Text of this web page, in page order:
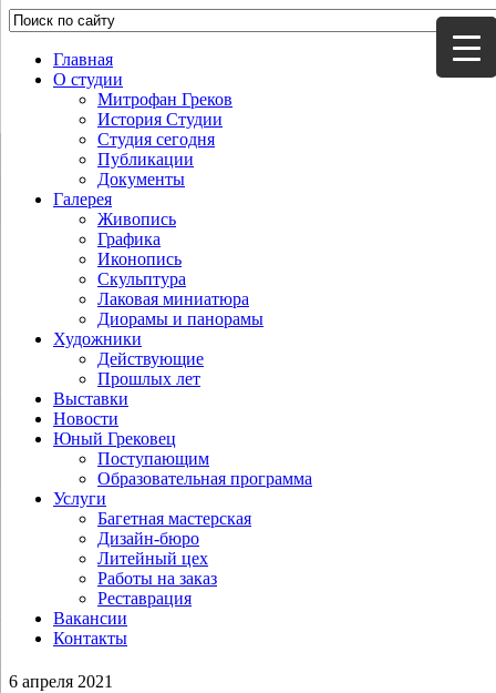
Главная
О студии
Митрофан Греков
История Студии
Студия сегодня
Публикации
Документы
Галерея
Живопись
Графика
Иконопись
Скульптура
Лаковая миниатюра
Диорамы и панорамы
Художники
Действующие
Прошлых лет
Выставки
Новости
Юный Грековец
Поступающим
Образовательная программа
Услуги
Багетная мастерская
Дизайн-бюро
Литейный цех
Работы на заказ
Реставрация
Вакансии
Контакты
6 апреля 2021